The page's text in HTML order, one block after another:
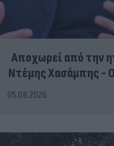
Αποχωρεί από την
Ντέμης Χασάμπης -
05.08.2026